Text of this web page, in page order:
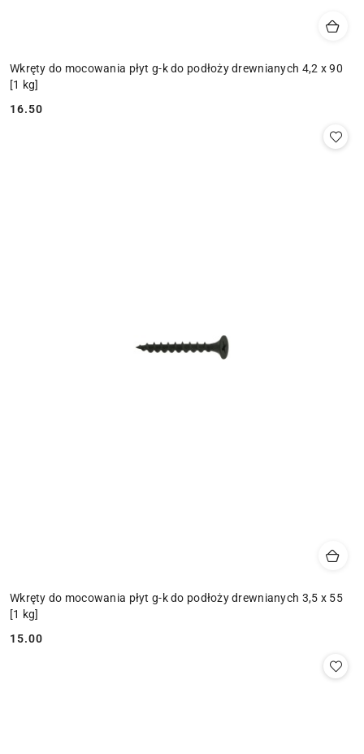
Wkręty do mocowania płyt g-k do podłoży drewnianych 4,2 x 90
[1 kg]
Cena:
16.50
Wkręty do mocowania płyt g-k do podłoży drewnianych 3,5 x 55
[1 kg]
Cena:
15.00